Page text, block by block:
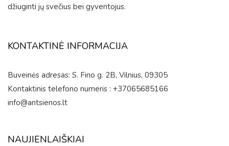
džiuginti jų svečius bei gyventojus.
KONTAKTINĖ INFORMACIJA
Buveinės adresas: S. Fino g. 2B, Vilnius, 09305
Kontaktinis telefono numeris : +37065685166
info@antsienos.lt
NAUJIENLAIŠKIAI